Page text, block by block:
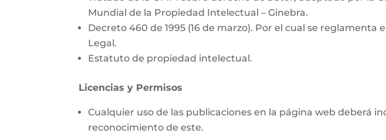
Mundial de la Propiedad Intelectual – Ginebra.
Decreto 460 de 1995 (16 de marzo). Por el cual se
Legal.
Estatuto de propiedad intelectual.
Licencias y Permisos
Cualquier uso de las publicaciones en la página web deberá
reconocimiento de este.